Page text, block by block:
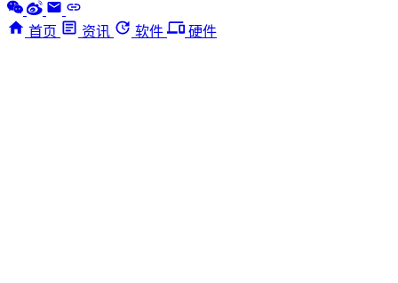
首页 资讯 软件 硬件